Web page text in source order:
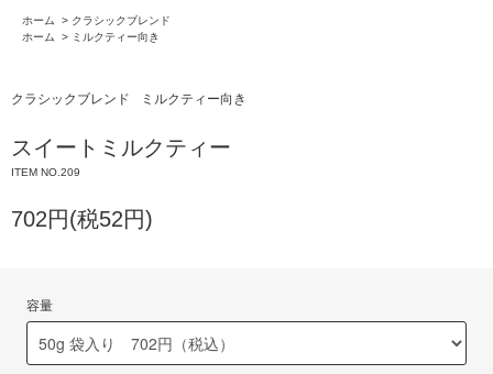
ホーム > クラシックブレンド
ホーム
> ミルクティー向き
クラシックブレンド ミルクティー向き
スイートミルクティー
ITEM NO.209
702円(税52円)
容量